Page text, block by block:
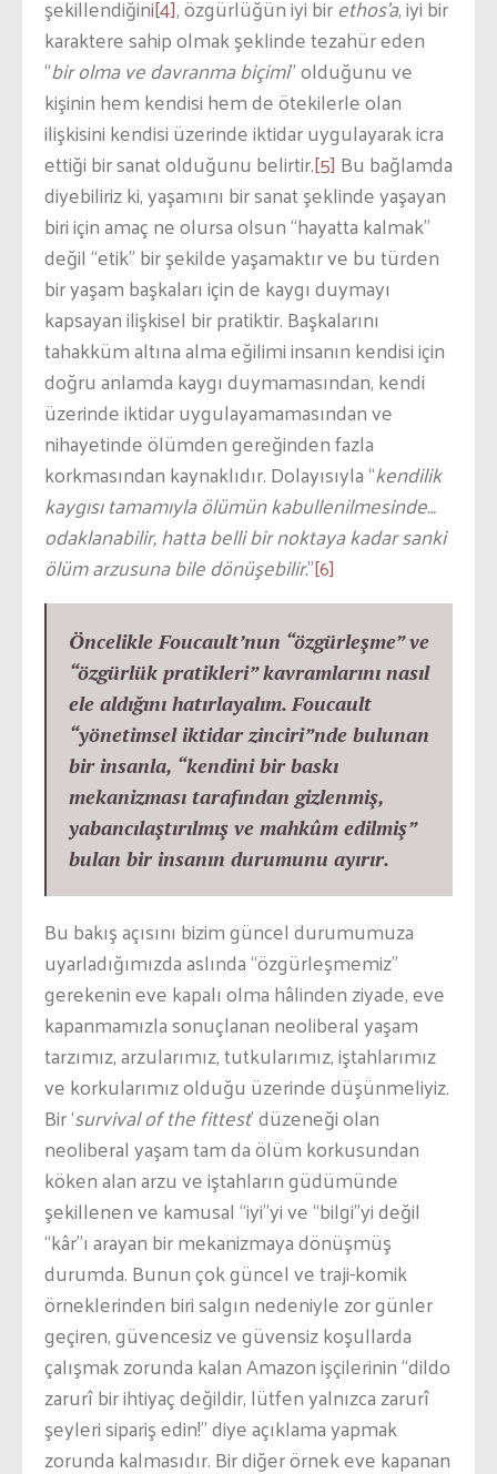
şekillendiğini[4], özgürlüğün iyi birethos’a, iyi bir
karaktere sahip olmak şeklinde tezahür eden
“bir olma ve davranma biçimi” olduğunu ve
kişinin hem kendisi hem de ötekilerle olan
ilişkisini kendisi üzerinde iktidar uygulayarak icra
ettiği bir sanat olduğunu belirtir.[5] Bu bağlamda
diyebiliriz ki, yaşamını bir sanat şeklinde yaşayan
biri için amaç ne olursa olsun “hayatta kalmak”
değil “etik” bir şekilde yaşamaktır ve bu türden
bir yaşam başkaları için de kaygı duymayı
kapsayan ilişkisel bir pratiktir. Başkalarını
tahakküm altına alma eğilimi insanın kendisi için
doğru anlamda kaygı duymamasından, kendi
üzerinde iktidar uygulayamamasından ve
nihayetinde ölümden gereğinden fazla
korkmasından kaynaklıdır. Dolayısıyla “kendilik
kaygısı tamamıyla ölümün kabullenilmesinde…
odaklanabilir, hatta belli bir noktaya kadar sanki
ölüm arzusuna bile dönüşebilir.”[6]
Öncelikle Foucault’nun “özgürleşme” ve
“özgürlük pratikleri” kavramlarını nasıl
ele aldığını hatırlayalım. Foucault
“yönetimsel iktidar zinciri”nde bulunan
bir insanla, “kendini bir baskı
mekanizması tarafından gizlenmiş,
yabancılaştırılmış ve mahkûm edilmiş”
bulan bir insanın durumunu ayırır.
Bu bakış açısını bizim güncel durumumuza
uyarladığımızda aslında “özgürleşmemiz”
gerekenin eve kapalı olma hâlinden ziyade, eve
kapanmamızla sonuçlanan neoliberal yaşam
tarzımız, arzularımız, tutkularımız, iştahlarımız
ve korkularımız olduğu üzerinde düşünmeliyiz.
Bir ‘survival of the fittest’ düzeneği olan
neoliberal yaşam tam da ölüm korkusundan
köken alan arzu ve iştahların güdümünde
şekillenen ve kamusal “iyi”yi ve “bilgi”yi değil
“kâr”ı arayan bir mekanizmaya dönüşmüş
durumda. Bunun çok güncel ve traji-komik
örneklerinden biri salgın nedeniyle zor günler
geçiren, güvencesiz ve güvensiz koşullarda
çalışmak zorunda kalan Amazon işçilerinin “dildo
zarurî bir ihtiyaç değildir, lütfen yalnızca zarurî
şeyleri sipariş edin!” diye açıklama yapmak
zorunda kalmasıdır. Bir diğer örnek eve kapanan